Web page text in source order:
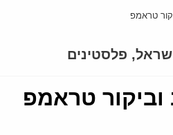
טראמפ
, פלסטינים
טראמפ